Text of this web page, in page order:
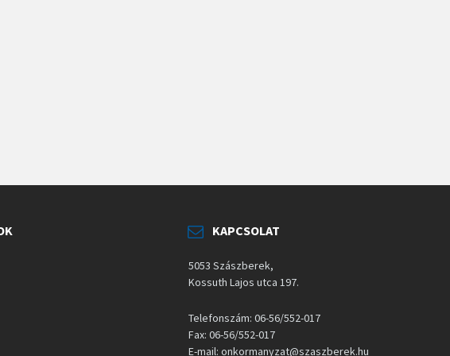
KAPCSOLAT
5053 Szászberek,
Kossuth Lajos utca 197.
Telefonszám: 06-56/552-017
Fax: 06-56/552-017
E-mail: onkormanyzat@szaszberek.hu